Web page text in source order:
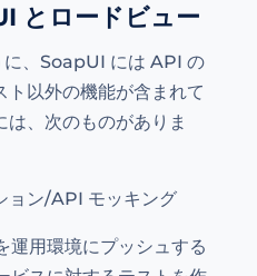
とロードビュー
に、SoapUI には API の
ト以外の機能が含まれて
、次のものがありま
ョン/API モッキング
運用環境にプッシュする